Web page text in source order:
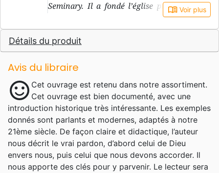
Seminary. Il a fondé l’église presbytérienne
du Rédempteur (Redeemer Presbyterian
Church) à Manhattan.
book_open Voir plus
Détails du produit
Avis du libraire
sentiment_satisfied Cet ouvrage est retenu dans notre assortiment.
Cet ouvrage est bien documenté, avec une
introduction historique très intéressante. Les exemples
donnés sont parlants et modernes, adaptés à notre
21ème siècle. De façon claire et didactique, l’auteur
nous décrit le vrai pardon, d’abord celui de Dieu
envers nous, puis celui que nous devons accorder. Il
nous apporte des clés pour y parvenir. Le lecteur sera